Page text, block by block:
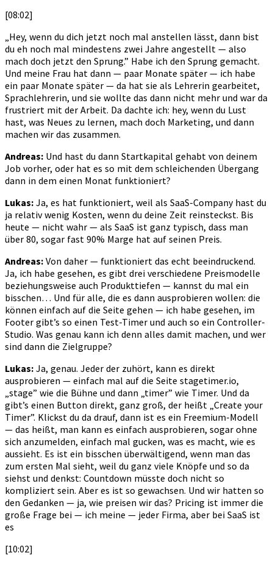
[08:02]
„Hey, wenn du dich jetzt noch mal anstellen lässt, dann bist
du eh noch mal mindestens zwei Jahre angestellt — also
mach doch jetzt den Sprung.” Habe ich den Sprung gemacht.
Und meine Frau hat dann — paar Monate später — ich habe
ein paar Monate später — da hat sie als Lehrerin gearbeitet,
Sprachlehrerin, und sie wollte das dann nicht mehr und war da
frustriert mit der Arbeit. Da dachte ich: hey, wenn du Lust
hast, was Neues zu lernen, mach doch Marketing, und dann
machen wir das zusammen.
Andreas: Und hast du dann Startkapital gehabt von deinem
Job vorher, oder hat es so mit dem schleichenden Übergang
dann in dem einen Monat funktioniert?
Lukas: Ja, es hat funktioniert, weil als SaaS-Company hast du
ja relativ wenig Kosten, wenn du deine Zeit reinsteckst. Bis
heute — nicht wahr — als SaaS ist ganz typisch, dass man
über 80, sogar fast 90% Marge hat auf seinen Preis.
Andreas: Von daher — funktioniert das echt beeindruckend.
Ja, ich habe gesehen, es gibt drei verschiedene Preismodelle
beziehungsweise auch Produkttiefen — kannst du mal ein
bisschen… Und für alle, die es dann ausprobieren wollen: die
können einfach auf die Seite gehen — ich habe gesehen, im
Footer gibt’s so einen Test-Timer und auch so ein Controller-
Studio. Was genau kann ich denn alles damit machen, und wer
sind dann die Zielgruppe?
Lukas: Ja, genau. Jeder der zuhört, kann es direkt
ausprobieren — einfach mal auf die Seite stagetimer.io,
„stage” wie die Bühne und dann „timer” wie Timer. Und da
gibt’s einen Button direkt, ganz groß, der heißt „Create your
Timer”. Klickst du da drauf, dann ist es ein Freemium-Modell
— das heißt, man kann es einfach ausprobieren, sogar ohne
sich anzumelden, einfach mal gucken, was es macht, wie es
aussieht. Es ist ein bisschen überwältigend, wenn man das
zum ersten Mal sieht, weil du ganz viele Knöpfe und so da
siehst und denkst: Countdown müsste doch nicht so
kompliziert sein. Aber es ist so gewachsen. Und wir hatten so
den Gedanken — ja, wie preisen wir das? Pricing ist immer die
große Frage bei — ich meine — jeder Firma, aber bei SaaS ist
es
[10:02]